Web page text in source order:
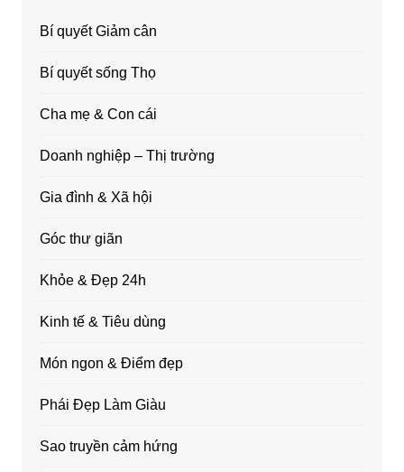
Bí quyết Giảm cân
Bí quyết sống Thọ
Cha mẹ & Con cái
Doanh nghiệp – Thị trường
Gia đình & Xã hội
Góc thư giãn
Khỏe & Đẹp 24h
Kinh tế & Tiêu dùng
Món ngon & Điểm đẹp
Phái Đẹp Làm Giàu
Sao truyền cảm hứng